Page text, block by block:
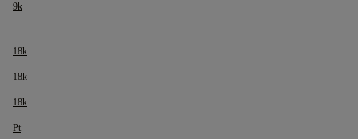
9k
18k
18k
18k
Pt